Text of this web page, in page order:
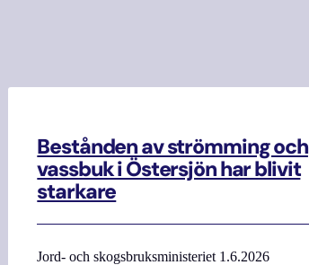
Bestånden av strömming och
vassbuk i Östersjön har blivit
starkare
Jord- och skogsbruksministeriet 1.6.2026